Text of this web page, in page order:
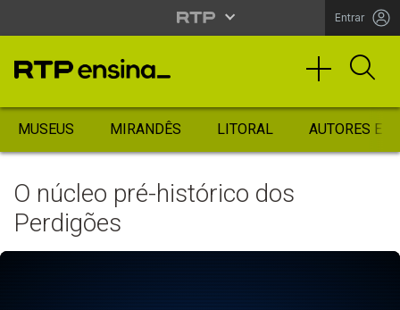
Entrar
MUSEUS MIRANDÊS LITORAL AUTORES
O núcleo pré-histórico dos
Perdigões